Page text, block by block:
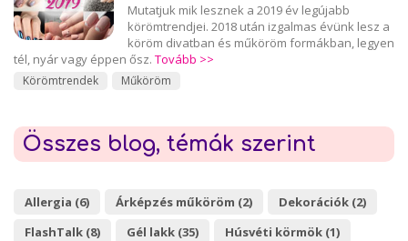
Mutatjuk mik lesznek a 2019 év legújabb
körömtrendjei. 2018 után izgalmas évünk lesz a
köröm divatban és műköröm formákban, legyen
tél, nyár vagy éppen ősz. Tovább >>
Körömtrendek Műköröm
Összes blog, témák szerint
Allergia (6) Árképzés műköröm (2)
Dekorációk (2)
FlashTalk (8)
Gél lakk (35)
Húsvéti körmök (1)